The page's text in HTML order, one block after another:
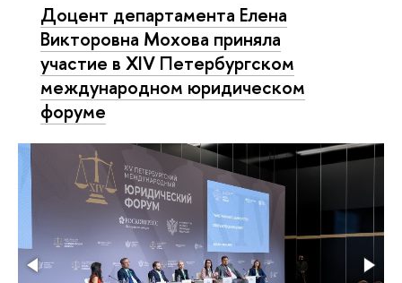
Доцент департамента Елена
Викторовна Мохова приняла
участие в XIV Петербургском
международном юридическом
форуме